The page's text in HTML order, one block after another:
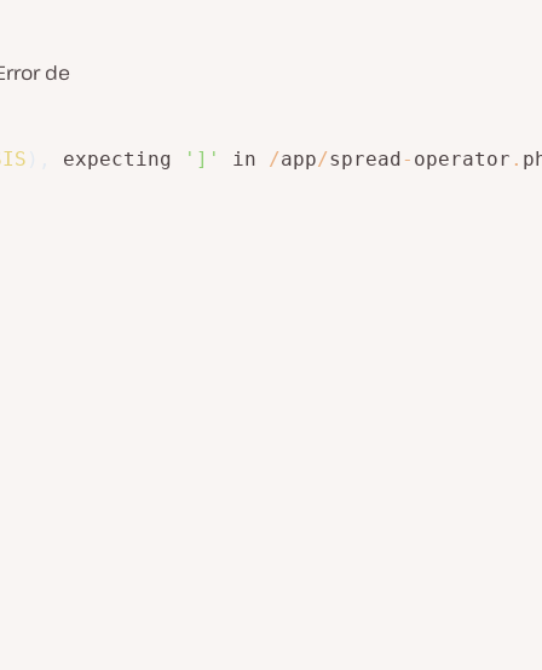
de
expecting ']' in /app/spread- operator .